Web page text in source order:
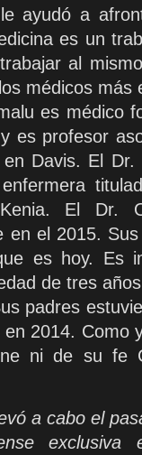
ayudó a
es un
al
médicos más
es médico
es profesor
Davis. El
El Dr.
en el 2015.
es hoy. Es
de tres
padres
2014. Como
ni de su fe
a cabo el